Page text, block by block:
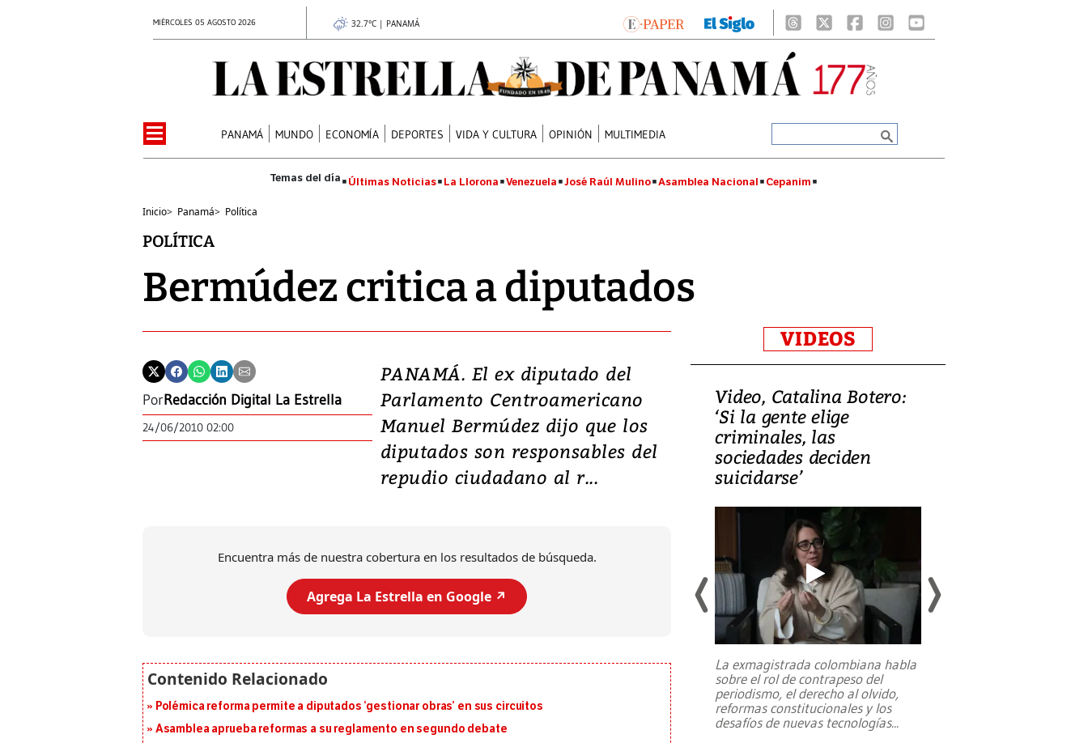
MIÉRCOLES 05 AGOSTO 2026 32.7°C | PANAMÁ
PANAMÁ MUNDO ECONOMÍA DEPORTES VIDA Y CULTURA OPINIÓN MULTIMEDIA
Últimas Noticias La Llorona Venezuela José Raúl Mulino Asamblea Nacional Cepanim
Inicio> Panamá> Política
POLÍTICA
Bermúdez critica a diputados
PorRedacción Digital La Estrella
24/06/2010 02:00
PANAMÁ. El ex diputado del
Parlamento Centroamericano
Manuel Bermúdez dijo que los
diputados son responsables del
repudio ciudadano al r...
Encuentra más de nuestra cobertura en los resultados de búsqueda.
Agrega La Estrella en Google ↗️
Polémica reforma permite a diputados ‘gestionar obras’ en sus circuitos
Asamblea aprueba reformas a su reglamento en segundo debate
VIDEOS
Video, Japón: Terremoto
deja heridos y graves
daños en Kumamoto
al sur de Japón, provocando una
Video, Catalina Botero:
‘Si la gente elige
criminales, las
sociedades deciden
suicidarse’
La exmagistrada colombiana habla
sobre el rol de contrapeso del
periodismo, el derecho al olvido,
reformas constitucionales y los
desafíos de nuevas tecnologías...